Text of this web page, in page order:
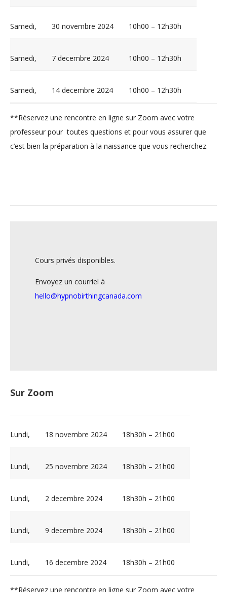
Samedi, 30 novembre 2024 10h00 – 12h30h
Samedi, 7 decembre 2024 10h00 – 12h30h
Samedi, 14 decembre 2024 10h00 – 12h30h
**Réservez une rencontre en ligne sur Zoom avec votre
professeur pour toutes questions et pour vous assurer que
c’est bien la préparation à la naissance que vous recherchez.
Cours privés disponibles.
Envoyez un courriel à
hello@hypnobirthingcanada.com
Sur Zoom
Lundi, 18 novembre 2024 18h30h – 21h00
Lundi, 25 novembre 2024 18h30h – 21h00
Lundi, 2 decembre 2024 18h30h – 21h00
Lundi, 9 decembre 2024 18h30h – 21h00
Lundi, 16 decembre 2024 18h30h – 21h00
**Réservez une rencontre en ligne sur Zoom avec votre